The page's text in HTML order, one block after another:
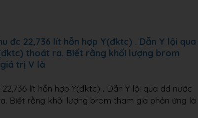
đc 22,736 lít hỗn hợp Y(đktc) . Dẫn Y lội qua
thoát ra. Biết rằng khối lượng brom
trị V là
lít hỗn hợp Y(đktc) . Dẫn Y lội qua dd nước
Biết rằng khối lượng brom tham gia phản ứng là